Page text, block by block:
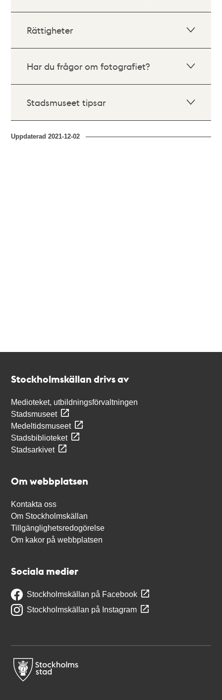
Rättigheter
Har du frågor om fotografiet?
Stadsmuseet tipsar
Uppdaterad2021-12-02
Stockholmskällan drivs av
Medioteket, utbildningsförvaltningen
Stadsmuseet
Medeltidsmuseet
Stadsbiblioteket
Stadsarkivet
Om webbplatsen
Kontakta oss
Om Stockholmskällan
Tillgänglighetsredogörelse
Om kakor på webbplatsen
Sociala medier
Stockholmskällan på Facebook
Stockholmskällan på Instagram